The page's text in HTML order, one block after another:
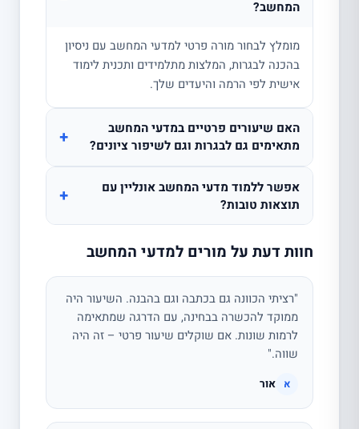
המחשב?
מומלץ לבחור מורה פרטי למדעי המחשב עם ניסיון
בהכנה לבגרות, המלצות מתלמידים ותכנית לימוד
אישית לפי הרמה והיעדים שלך.
האם שיעורים פרטיים במדעי המחשב
מתאימים גם לבגרות וגם לשיפור ציונים?
+
אפשר ללמוד מדעי המחשב אונליין עם
תוצאות טובות?
+
חוות דעת על מורים למדעי המחשב
"רציתי הכוונה גם בכתבה וגם בהבנה. השיעור היה
ממוקד להכשרה בבחינה, עם הדרגה שמתאימה
לרמות שונות. אם שוקלים שיעור פרטי – זה היה
שווה."
א אור